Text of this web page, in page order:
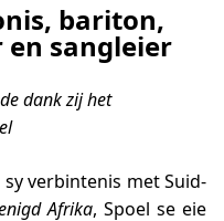
bariton,
sangleier
dank zij het
verbintenis met Suid-
Afrika, Spoel se eie